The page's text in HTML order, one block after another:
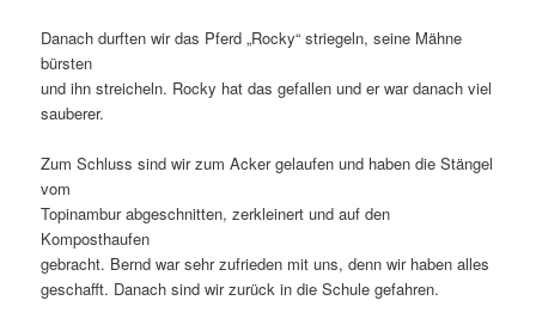
Danach durften wir das Pferd „Rocky“ striegeln, seine Mähne
bürsten
und ihn streicheln. Rocky hat das gefallen und er war danach viel
sauberer.
Zum Schluss sind wir zum Acker gelaufen und haben die Stängel
vom
Topinambur abgeschnitten, zerkleinert und auf den
Komposthaufen
gebracht. Bernd war sehr zufrieden mit uns, denn wir haben alles
geschafft. Danach sind wir zurück in die Schule gefahren.